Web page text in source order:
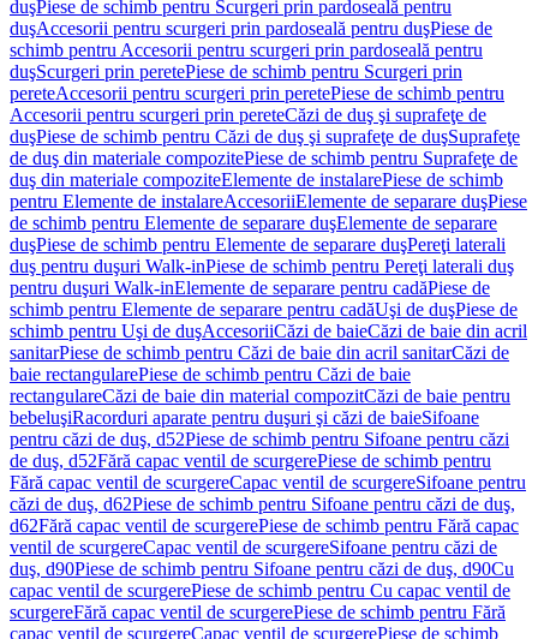
duşPiese de schimb pentru Scurgeri prin pardoseală pentru
duşAccesorii pentru scurgeri prin pardoseală pentru duşPiese de
schimb pentru Accesorii pentru scurgeri prin pardoseală pentru
duşScurgeri prin peretePiese de schimb pentru Scurgeri prin
pereteAccesorii pentru scurgeri prin peretePiese de schimb pentru
Accesorii pentru scurgeri prin pereteCăzi de duş şi suprafeţe de
duşPiese de schimb pentru Căzi de duş şi suprafeţe de duşSuprafeţe
de duş din materiale compozitePiese de schimb pentru Suprafeţe de
duş din materiale compoziteElemente de instalarePiese de schimb
pentru Elemente de instalareAccesoriiElemente de separare duşPiese
de schimb pentru Elemente de separare duşElemente de separare
duşPiese de schimb pentru Elemente de separare duşPereţi laterali
duş pentru duşuri Walk-inPiese de schimb pentru Pereţi laterali duş
pentru duşuri Walk-inElemente de separare pentru cadăPiese de
schimb pentru Elemente de separare pentru cadăUşi de duşPiese de
schimb pentru Uşi de duşAccesoriiCăzi de baieCăzi de baie din acril
sanitarPiese de schimb pentru Căzi de baie din acril sanitarCăzi de
baie rectangularePiese de schimb pentru Căzi de baie
rectangulareCăzi de baie din material compozitCăzi de baie pentru
bebeluşiRacorduri aparate pentru duşuri şi căzi de baieSifoane
pentru căzi de duş, d52Piese de schimb pentru Sifoane pentru căzi
de duş, d52Fără capac ventil de scurgerePiese de schimb pentru
Fără capac ventil de scurgereCapac ventil de scurgereSifoane pentru
căzi de duş, d62Piese de schimb pentru Sifoane pentru căzi de duş,
d62Fără capac ventil de scurgerePiese de schimb pentru Fără capac
ventil de scurgereCapac ventil de scurgereSifoane pentru căzi de
duş, d90Piese de schimb pentru Sifoane pentru căzi de duş, d90Cu
capac ventil de scurgerePiese de schimb pentru Cu capac ventil de
scurgereFără capac ventil de scurgerePiese de schimb pentru Fără
capac ventil de scurgereCapac ventil de scurgerePiese de schimb